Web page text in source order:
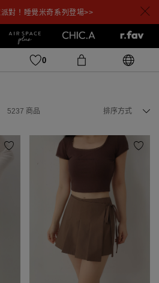
對！睡覺米奇系列登場>>
0
5237 商品 排序方式